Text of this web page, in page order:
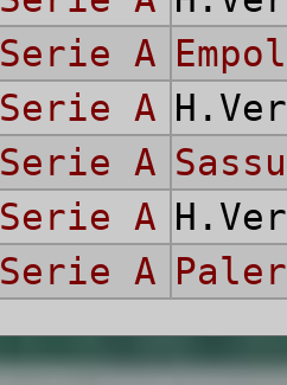
Serie A
Serie A
Serie A
Serie A
Serie A